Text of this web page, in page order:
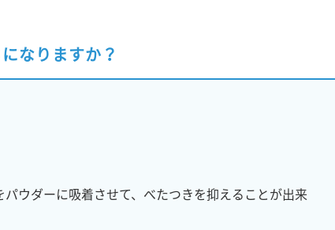
なりますか？
ウダーに吸着させて、べたつきを抑えることが出来